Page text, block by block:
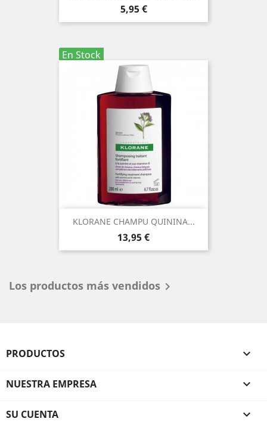
Precio
5,95 €
En Stock
KLORANE CHAMPU QUININA...
Precio
13,95 €
Los productos más vendidos 
PRODUCTOS 
NUESTRA EMPRESA 
SU CUENTA 